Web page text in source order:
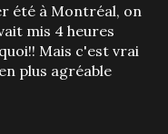
été à Montréal, on
mis 4 heures
Mais c'est vrai
plus agréable